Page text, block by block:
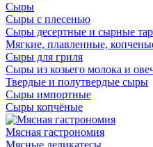
Сыры
Сыры с плесенью
Сыры десертные и сырные
Мягкие, плавленные,
Сыры для гриля
Сыры из козьего молока и
Твердые и полутвердые сыры
Сыры импортные
Сыры копчёные
Мясная гастрономия
Мясные деликатесы